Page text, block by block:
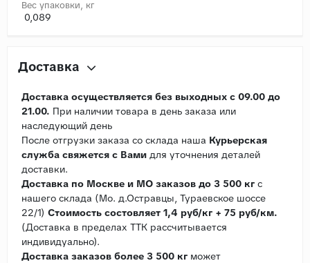
Вес упаковки, кг
0,089
Доставка
Доставка осуществляется без выходных с 09.00 до
21.00. При наличии товара в день заказа или
наследующий день
После отгрузки заказа со склада наша Курьерская
служба свяжется с Вами для уточнения деталей
доставки.
Доставка по Москве и МО заказов до 3 500 кг с
нашего склада (Мо. д.Остравцы, Тураевское шоссе
22/1) Стоимость состовляет 1,4 руб/кг + 75 руб/км.
(Доставка в пределах ТТК рассчитывается
индивидуально).
Доставка заказов более 3 500 кг может